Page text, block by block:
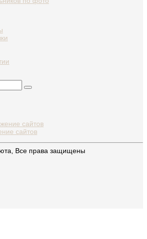
сайтов
Все права защищены